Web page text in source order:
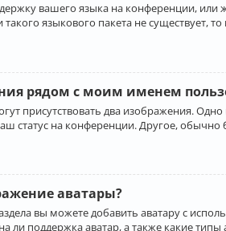
вашего языка на конференции,
языкового пакета не
рядом с моим именем
присутствовать два изображения.
статус на конференции. Другое, обычно
аватары?
вы можете добавить аватару с
ли поддержка аватар, а также какие